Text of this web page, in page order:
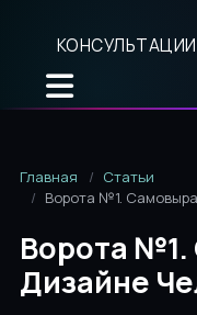
КОНСУЛЬТАЦИИ
Главная
Статьи
Ворота №1.
Ворота
Дизайне